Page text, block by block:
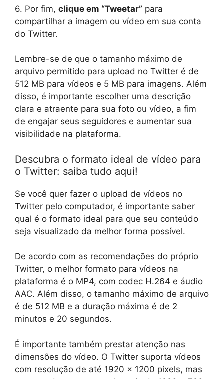
6. Por fim, clique em “Tweetar” para
compartilhar a imagem ou vídeo em sua conta
do Twitter.
Lembre-se de que o tamanho máximo de
arquivo permitido para upload no Twitter é de
512 MB para vídeos e 5 MB para imagens. Além
disso, é importante escolher uma descrição
clara e atraente para sua foto ou vídeo, a fim
de engajar seus seguidores e aumentar sua
visibilidade na plataforma.
Descubra o formato ideal de vídeo para
o Twitter: saiba tudo aqui!
Se você quer fazer o upload de vídeos no
Twitter pelo computador, é importante saber
qual é o formato ideal para que seu conteúdo
seja visualizado da melhor forma possível.
De acordo com as recomendações do próprio
Twitter, o melhor formato para vídeos na
plataforma é o MP4, com codec H.264 e áudio
AAC. Além disso, o tamanho máximo de arquivo
é de 512 MB e a duração máxima é de 2
minutos e 20 segundos.
É importante também prestar atenção nas
dimensões do vídeo. O Twitter suporta vídeos
com resolução de até 1920 x 1200 pixels, mas